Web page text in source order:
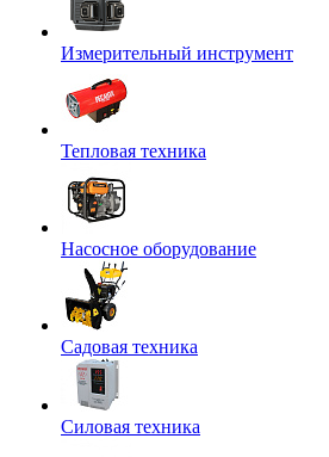
Измерительный инструмент
Тепловая техника
Насосное оборудование
Садовая техника
Силовая техника